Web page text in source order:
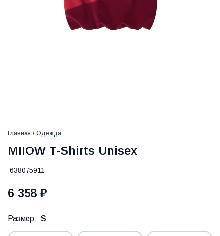
Главная / Одежда
MIIOW T-Shirts Unisex
638075911
6 358 ₽
Размер: S